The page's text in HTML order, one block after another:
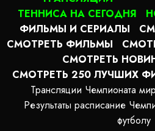
ТЕННИСА НА СЕГОДНЯ
ФИЛЬМЫ И СЕРИАЛЫ
СМОТРЕТЬ ФИЛЬМЫ
СМОТРЕТЬ
СМОТРЕТЬ 250 ЛУЧШИХ
Трансляции Чемпионата
Результаты расписание
футболу